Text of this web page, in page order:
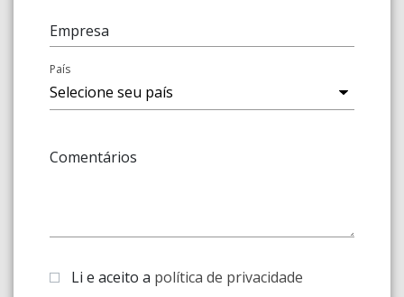
Empresa
País
Comentários
Li e aceito a política de privacidade